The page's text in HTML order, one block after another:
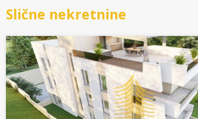
Slične nekretnine